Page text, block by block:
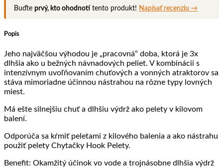
–
Buďte prvý, kto ohodnotí tento produkt! Napísať recenziu →
Popis
Jeho najväčšou výhodou je „pracovná“ doba, ktorá je 3x
dlhšia ako u bežných návnadových peliet. V kombinácii s
intenzívnym uvoľňovaním chuťových a vonných atraktorov sa
stáva mimoriadne účinnou nástrahou na rôzne typy lovných
miest.
Má ešte silnejšiu chuť a dlhšiu výdrž ako pelety v kilovom
balení.
Odporúča sa kŕmiť peletami z kilového balenia a ako nástrahu
použiť pelety Chytačky Hook Pelety.
Benefit: Okamžitý účinok vo vode a trojnásobne dlhšia výdrž